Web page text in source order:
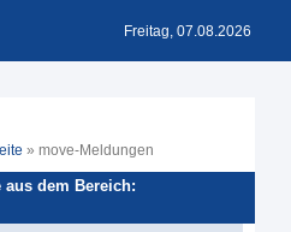
Freitag, 07.08.2026
» move-Meldungen
aus dem Bereich: